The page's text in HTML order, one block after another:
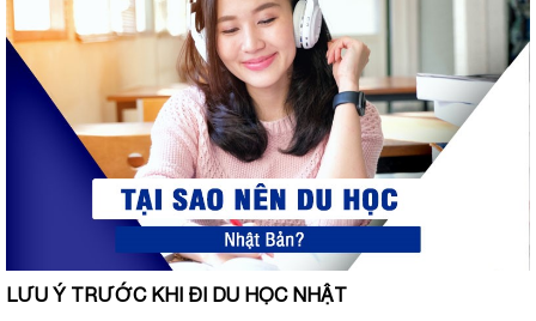
LƯU Ý TRƯỚC KHI ĐI DU HỌC NHẬT